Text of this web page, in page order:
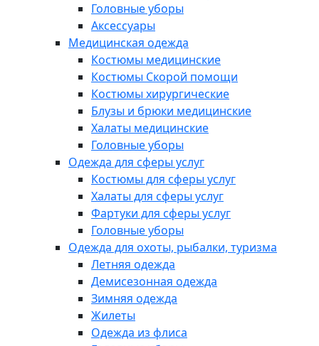
Головные уборы
Аксессуары
Медицинская одежда
Костюмы медицинские
Костюмы Скорой помощи
Костюмы хирургические
Блузы и брюки медицинские
Халаты медицинские
Головные уборы
Одежда для сферы услуг
Костюмы для сферы услуг
Халаты для сферы услуг
Фартуки для сферы услуг
Головные уборы
Одежда для охоты, рыбалки, туризма
Летняя одежда
Демисезонная одежда
Зимняя одежда
Жилеты
Одежда из флиса